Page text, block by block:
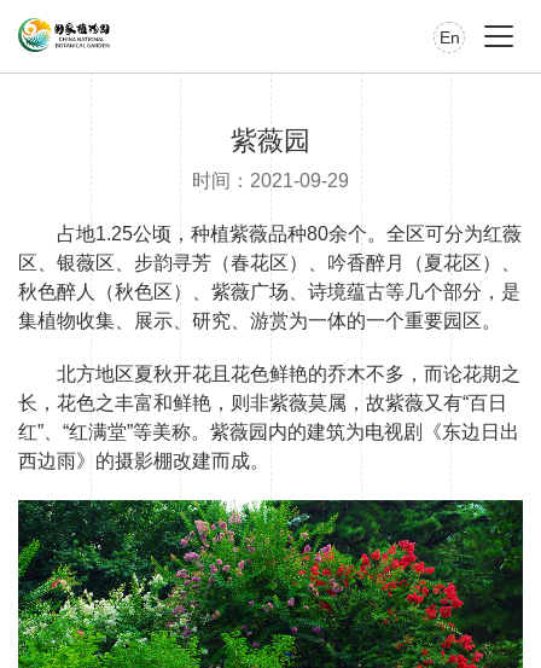
En
紫薇园
时间：2021-09-29
占地1.25公顷，种植紫薇品种80余个。全区可分为红薇
区、银薇区、步韵寻芳（春花区）、吟香醉月（夏花区）、
秋色醉人（秋色区）、紫薇广场、诗境蕴古等几个部分，是
集植物收集、展示、研究、游赏为一体的一个重要园区。
北方地区夏秋开花且花色鲜艳的乔木不多，而论花期之
长，花色之丰富和鲜艳，则非紫薇莫属，故紫薇又有“百日
红”、“红满堂”等美称。紫薇园内的建筑为电视剧《东边日出
西边雨》的摄影棚改建而成。